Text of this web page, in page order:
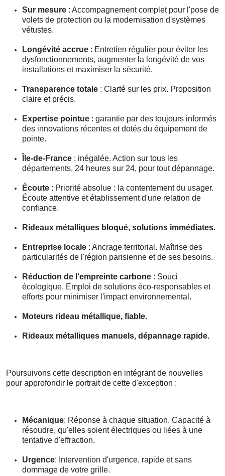
Sur mesure : Accompagnement complet pour l'pose de
volets de protection ou la modernisation d'systèmes
vétustes.
Longévité accrue : Entretien régulier pour éviter les
dysfonctionnements, augmenter la longévité de vos
installations et maximiser la sécurité.
Transparence totale : Clarté sur les prix. Proposition
claire et précis.
Expertise pointue : garantie par des toujours informés
des innovations récentes et dotés du équipement de
pointe.
Île-de-France : inégalée. Action sur tous les
départements, 24 heures sur 24, pour tout dépannage.
Écoute : Priorité absolue : la contentement du usager.
Écoute attentive et établissement d'une relation de
confiance.
Rideaux métalliques bloqué, solutions immédiates.
Entreprise locale : Ancrage territorial. Maîtrise des
particularités de l'région parisienne et de ses besoins.
Réduction de l'empreinte carbone : Souci
écologique. Emploi de solutions éco-responsables et
efforts pour minimiser l'impact environnemental.
Moteurs rideau métallique, fiable.
Rideaux métalliques manuels, dépannage rapide.
Poursuivons cette description en intégrant de nouvelles
pour approfondir le portrait de cette d'exception :
Mécanique: Réponse à chaque situation. Capacité à
résoudre, qu'elles soient électriques ou liées à une
tentative d'effraction.
Urgence: Intervention d'urgence. rapide et sans
dommage de votre grille.